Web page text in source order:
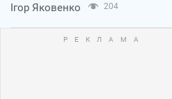
Ігор Яковенко 204